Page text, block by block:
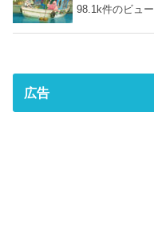
98.1k件のビュー
広告